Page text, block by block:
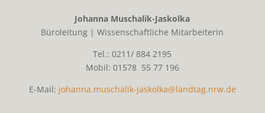
Johanna Muschalik-Jaskolka
Büroleitung | Wissenschaftliche Mitarbeiterin
Tel.: 0211/ 884 2195
Mobil: 01578 55 77 196
E-Mail: johanna.muschalik-jaskolka@landtag.nrw.de